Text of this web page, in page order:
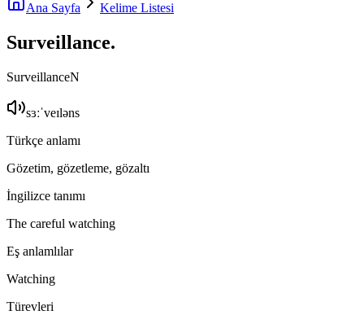
Ana Sayfa Kelime Listesi
Surveillance.
SurveillanceN
sɜːˈveɪləns
Türkçe anlamı
Gözetim, gözetleme, gözaltı
İngilizce tanımı
The careful watching
Eş anlamlılar
Watching
Türevleri